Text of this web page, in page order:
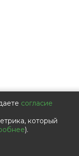
согласие
который
).